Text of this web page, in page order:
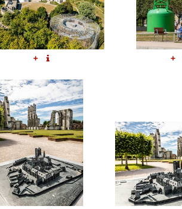
+ +